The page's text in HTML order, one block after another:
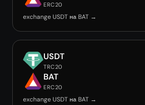
ERC20
exchange USDT на BAT →
USDT
TRC20
BAT
ERC20
exchange USDT на BAT →